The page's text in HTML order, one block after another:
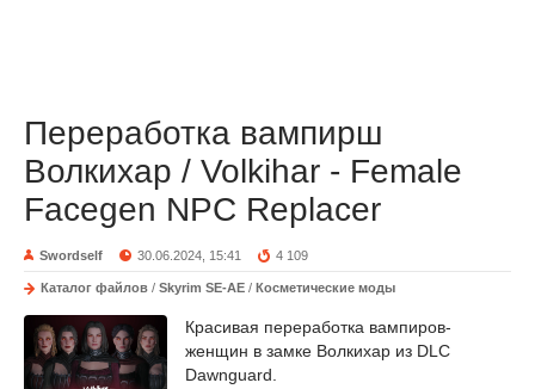
Переработка вампирш
Волкихар / Volkihar - Female
Facegen NPC Replacer
Swordself 30.06.2024, 15:41 4 109
Каталог файлов / Skyrim SE-AE / Косметические моды
Красивая переработка вампиров-
женщин в замке Волкихар из DLC
Dawnguard.